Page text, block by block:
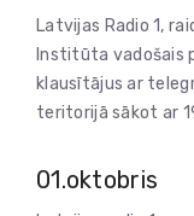
Latvijas Radio 1,
Institūta vadošais
klausītājus ar
teritorijā sākot ar
01.oktobris